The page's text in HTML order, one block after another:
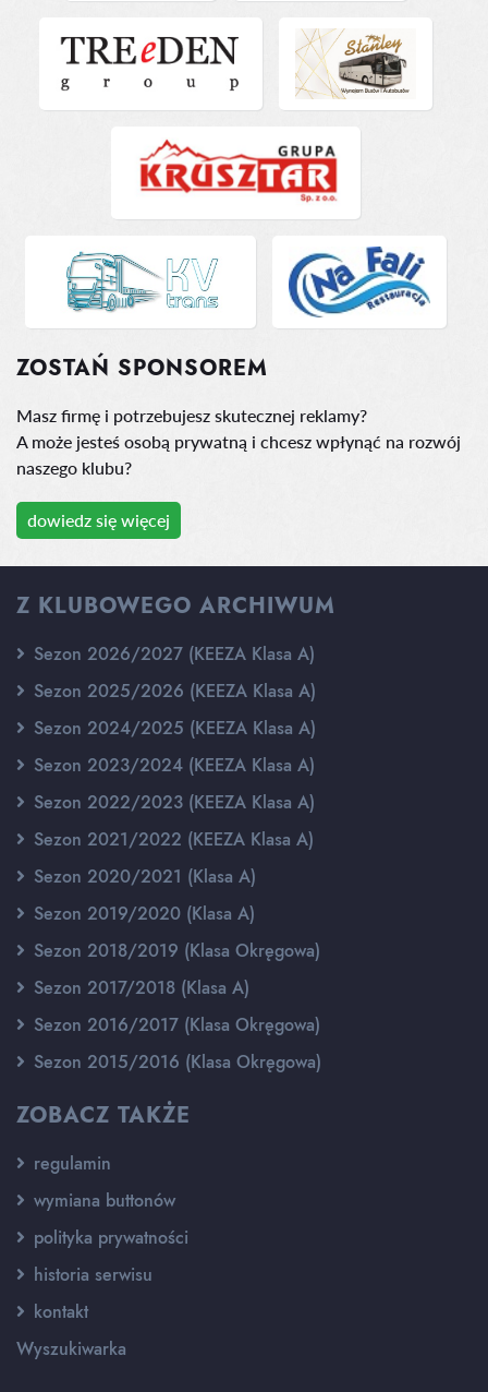
ZOSTAŃ SPONSOREM
Masz firmę i potrzebujesz skutecznej reklamy?
A może jesteś osobą prywatną i chcesz wpłynąć na rozwój
naszego klubu?
dowiedz się więcej
Z KLUBOWEGO ARCHIWUM
Sezon 2026/2027 (KEEZA Klasa A)
Sezon 2025/2026 (KEEZA Klasa A)
Sezon 2024/2025 (KEEZA Klasa A)
Sezon 2023/2024 (KEEZA Klasa A)
Sezon 2022/2023 (KEEZA Klasa A)
Sezon 2021/2022 (KEEZA Klasa A)
Sezon 2020/2021 (Klasa A)
Sezon 2019/2020 (Klasa A)
Sezon 2018/2019 (Klasa Okręgowa)
Sezon 2017/2018 (Klasa A)
Sezon 2016/2017 (Klasa Okręgowa)
Sezon 2015/2016 (Klasa Okręgowa)
ZOBACZ TAKŻE
regulamin
wymiana buttonów
polityka prywatności
historia serwisu
kontakt
Wyszukiwarka